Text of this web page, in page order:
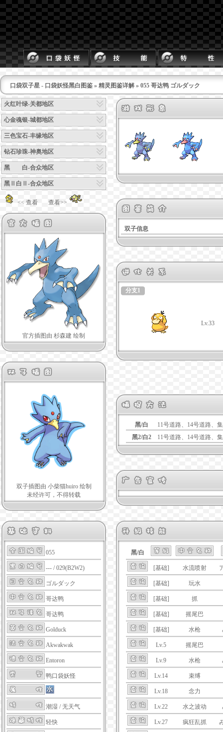
口袋双子星 - 口袋妖怪黑白图鉴 » 精灵图鉴详解 » 055 哥达鸭 ゴルダック
火红叶绿-关都地区
心金魂银-城都地区
三色宝石-丰缘地区
钻石珍珠-神奥地区
黑 白-合众地区
黑Ⅱ白Ⅱ-合众地区
<< 查看 查看>>
官方插图由 杉森建 绘制
双子插图由 小柴猫huiro 绘制
未经许可，不得转载
055
--- / 029(B2W2)
ゴルダック
哥达鸭
哥达鸭
Golduck
Akwakwak
Entoron
鸭口袋妖怪
潮湿 /无天气
轻快
双子信息
分支1
Lv.33
黑/白
11号道路、14号道路、
黑2/白2
11号道路、14号道路、
黑/白
[基础] 水流喷射
[基础] 玩水
[基础] 抓
[基础] 摇尾巴
[基础] 水枪
Lv.5 摇尾巴
Lv.9 水枪
Lv.14 束缚
Lv.18 念力
Lv.22 水之波动
Lv.27 疯狂乱抓